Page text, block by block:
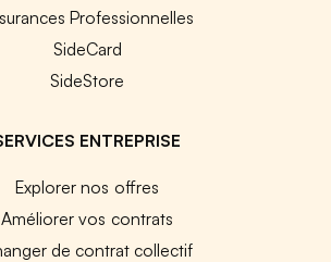
Professionnelles
SideCard
SideStore
ENTREPRISE
Explorer nos offres
Améliorer vos contrats
de contrat collectif